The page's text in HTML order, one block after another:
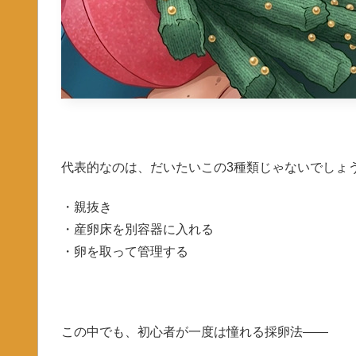
代表的なのは、だいたいこの3種類じゃないでしょ
・親抜き
・産卵床を別容器に入れる
・卵を取って管理する
この中でも、初心者が一度は憧れる採卵法――